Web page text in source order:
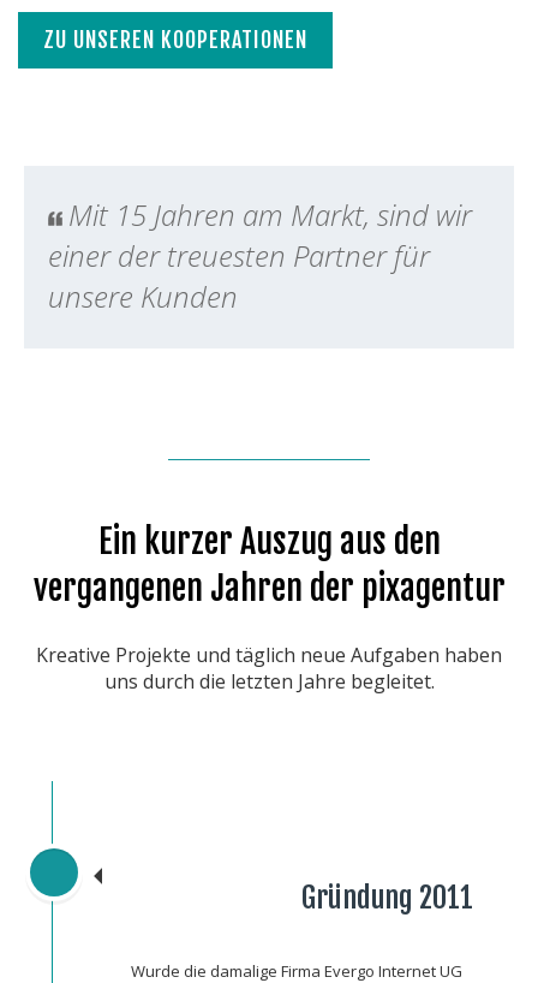
ZU UNSEREN KOOPERATIONEN
Mit 15 Jahren am Markt, sind wir
einer der treuesten Partner für
unsere Kunden
Ein kurzer Auszug aus den
vergangenen Jahren der pixagentur
Kreative Projekte und täglich neue Aufgaben haben
uns durch die letzten Jahre begleitet.
Gründung 2011
Wurde die damalige Firma Evergo Internet UG